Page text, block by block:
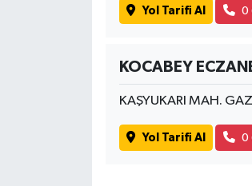
Yol Tarifi Al 0
KOCABEY
KAŞYUKARI MAH.
Yol Tarifi Al 0